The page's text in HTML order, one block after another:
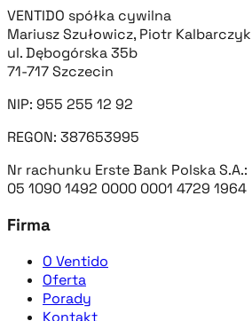
VENTIDO spółka cywilna
Mariusz Szułowicz, Piotr Kalbarczyk
ul. Dębogórska 35b
71-717 Szczecin
NIP: 955 255 12 92
REGON: 387653995
Nr rachunku Erste Bank Polska S.A.:
05 1090 1492 0000 0001 4729 1964
Firma
O Ventido
Oferta
Porady
Kontakt